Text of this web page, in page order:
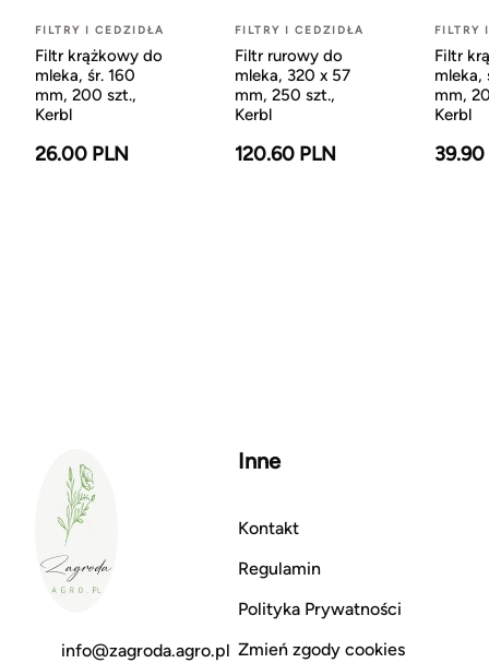
FILTRY I CEDZIDŁA
Filtr krążkowy do
mleka, śr. 160
mm, 200 szt.,
Kerbl
26.00 PLN
FILTRY I CEDZIDŁA
Filtr rurowy do
mleka, 320 x 57
mm, 250 szt.,
Kerbl
120.60 PLN
FILTRY
Filtr
mleka,
mm,
Kerbl
39.90
info@zagroda.agro.pl
Inne
Kontakt
Regulamin
Polityka Prywatności
Zmień zgody cookies